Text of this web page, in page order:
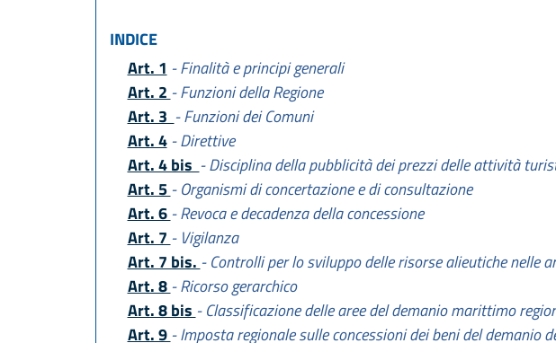
L.R. 21 dicembre 2017 n. 24
L.R. 30 luglio 2019 n. 13
L.R. 28 luglio 2026, n. 9
INDICE
Art. 1 - Finalità e principi generali
Art. 2 - Funzioni della Regione
Art. 3 - Funzioni dei Comuni
Art. 4- Direttive
Art. 4 bis - Disciplina della pubblicità dei prezzi delle attività
Art. 5 - Organismi di concertazione e di consultazione
Art. 6 - Revoca e decadenza della concessione
Art. 7 - Vigilanza
Art. 7 bis. - Controlli per lo sviluppo delle risorse alieutiche nelle
Art. 8 - Ricorso gerarchico
Art. 8 bis - Classificazione delle aree del demanio marittimo
Art. 9 - Imposta regionale sulle concessioni dei beni del demanio